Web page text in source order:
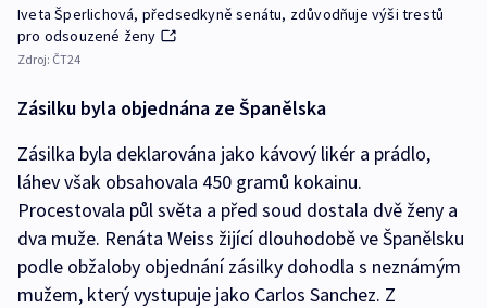
Iveta Šperlichová, předsedkyně senátu, zdůvodňuje výši trestů
pro odsouzené ženy
Zdroj: ČT24
Zásilku byla objednána ze Španělska
Zásilka byla deklarována jako kávový likér a prádlo,
láhev však obsahovala 450 gramů kokainu.
Procestovala půl světa a před soud dostala dvě ženy a
dva muže. Renáta Weiss žijící dlouhodobě ve Španělsku
podle obžaloby objednání zásilky dohodla s neznámým
mužem, který vystupuje jako Carlos Sanchez. Z